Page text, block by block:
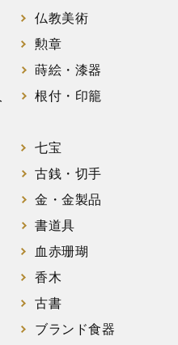
仏教美術
勲章
蒔絵・漆器
根付・印籠
七宝
古銭・切手
金・金製品
書道具
血赤珊瑚
香木
古書
ブランド食器